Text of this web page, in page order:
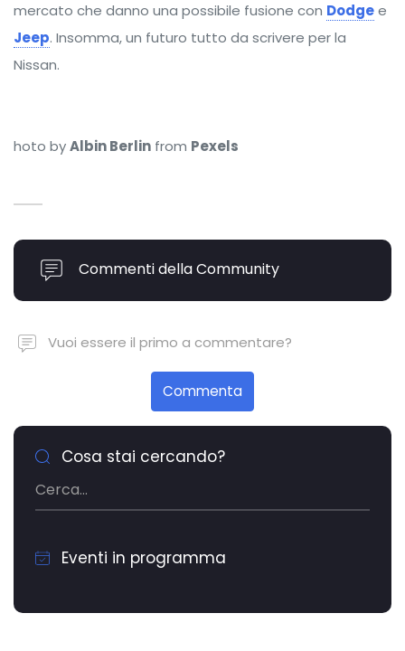
mercato che danno una possibile fusione con Dodgee
Jeep. Insomma, un futuro tutto da scrivere per la
Nissan.
hoto byAlbin Berlin from Pexels
Commenti della Community
Vuoi essere il primo a commentare?
Commenta
Cosa stai cercando?
Eventi in programma